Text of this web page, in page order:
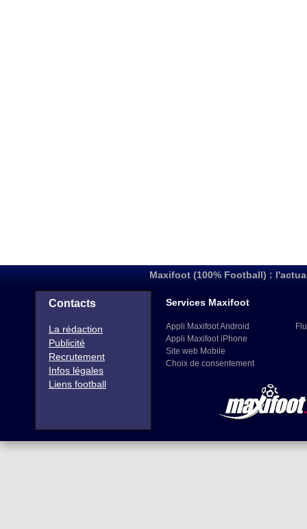
Maxifoot (100% Football) :
Contacts
La rédaction
Publicité
Recrutement
Infos légales
Liens football
Services Maxifoot
Appli Maxifoot Android
Appli Maxifoot iPhone
Site web Mobile
Choix de consentement